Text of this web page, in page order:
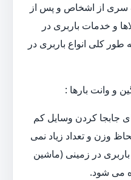
سری از اشخاص و پس از
و خدمات باربری در
کلی انواع باربری در
جابجا کردن وسایل کم
وزن و تعداد زیاد نمی
در زمینی (ماشین
می شود.